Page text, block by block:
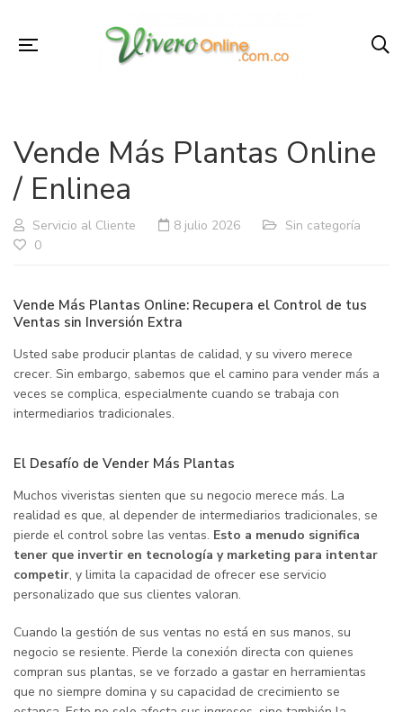
Vende Más Plantas Online
/ Enlinea
Servicio al Cliente 8 julio 2026
Sin categoría
0
Vende Más Plantas Online: Recupera el Control de tus
Ventas sin Inversión Extra
Usted sabe producir plantas de calidad, y su vivero merece
crecer. Sin embargo, sabemos que el camino para vender más a
veces se complica, especialmente cuando se trabaja con
intermediarios tradicionales.
El Desafío de Vender Más Plantas
Muchos viveristas sienten que su negocio merece más. La
realidad es que, al depender de intermediarios tradicionales, se
pierde el control sobre las ventas. Esto a menudo significa
tener que invertir en tecnología y marketing para intentar
competir, y limita la capacidad de ofrecer ese servicio
personalizado que sus clientes valoran.
Cuando la gestión de sus ventas no está en sus manos, su
negocio se resiente. Pierde la conexión directa con quienes
compran sus plantas, se ve forzado a gastar en herramientas
que no siempre domina y su capacidad de crecimiento se